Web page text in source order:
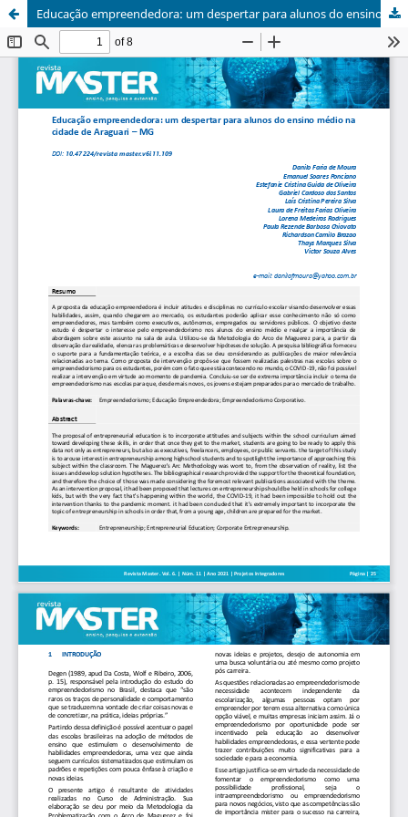
Educação empreendedora: um despertar para alunos do ensino médio na cidade de Araguari – MG